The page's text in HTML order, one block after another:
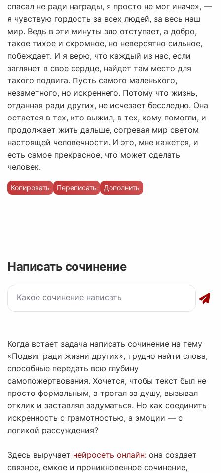
спасал не ради награды, я просто не мог иначе», —
я чувствую гордость за всех людей, за весь наш
мир. Ведь в эти минуты зло отступает, а добро,
такое тихое и скромное, но невероятно сильное,
побеждает. И я верю, что каждый из нас, если
заглянет в свое сердце, найдет там место для
такого подвига. Пусть самого маленького,
незаметного, но искреннего. Потому что жизнь,
отданная ради других, не исчезает бесследно. Она
остается в тех, кто выжил, в тех, кому помогли, и
продолжает жить дальше, согревая мир светом
настоящей человечности. И это, мне кажется, и
есть самое прекрасное, что может сделать
человек.
Копировать Переписать Дополнить
Написать сочинение
Когда встает задача написать сочинение на тему
«Подвиг ради жизни других», трудно найти слова,
способные передать всю глубину
самопожертвования. Хочется, чтобы текст был не
просто формальным, а трогал за душу, вызывал
отклик и заставлял задуматься. Но как соединить
искренность с грамотностью, а эмоции — с
логикой рассуждения?
Здесь выручает нейросеть онлайн: она создает
связное, емкое и проникновенное сочинение,